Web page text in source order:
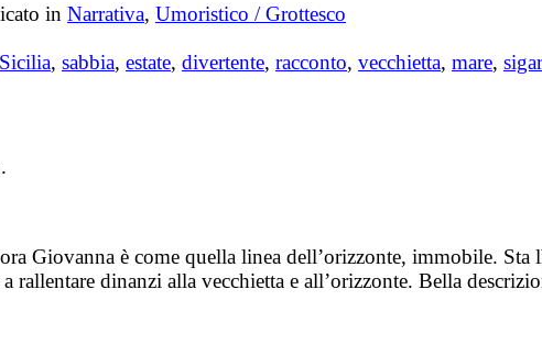
in Narrativa, Umoristico / Grottesco
Sicilia, sabbia, estate, divertente, racconto, vecchietta, mare,
Giovanna è come quella linea dell’orizzonte, immobile.
dinanzi alla vecchietta e all’orizzonte. Bella